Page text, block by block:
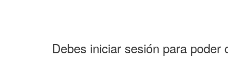
Debes iniciar sesión para poder